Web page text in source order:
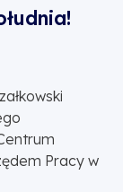
Pracy w